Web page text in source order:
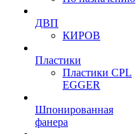
ДВП
КИРОВ
Пластики
Пластики CPL
EGGER
Шпонированная
фанера